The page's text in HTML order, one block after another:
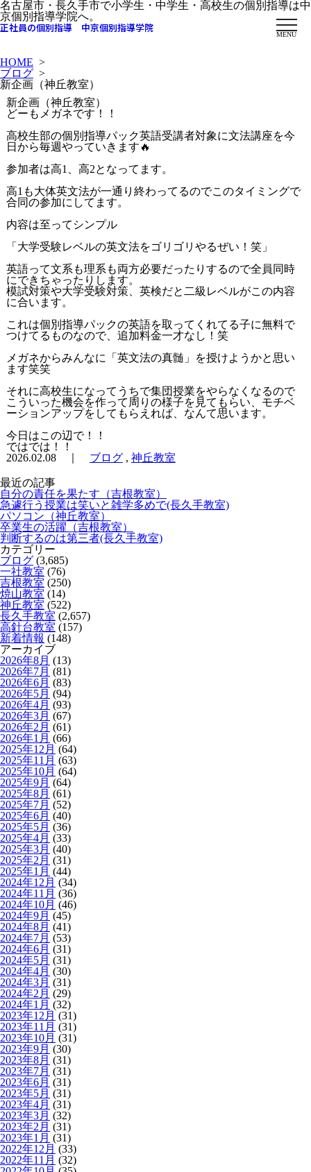
名古屋市・長久手市で小学生・中学生・高校生の個別指導は中
京個別指導学院へ。
正社員の個別指導 中京個別指導学院
MENU
HOME >
ブログ >
新企画（神丘教室）
新企画（神丘教室）
どーもメガネです！！
高校生部の個別指導パック英語受講者対象に文法講座を今
日から毎週やっていきます🔥
参加者は高1、高2となってます。
高1も大体英文法が一通り終わってるのでこのタイミングで
合同の参加にしてます。
内容は至ってシンプル
「大学受験レベルの英文法をゴリゴリやるぜい！笑」
英語って文系も理系も両方必要だったりするので全員同時
にできちゃったりします。
模試対策や大学受験対策、英検だと二級レベルがこの内容
に合います。
これは個別指導パックの英語を取ってくれてる子に無料で
つけてるものなので、追加料金一才なし！笑
メガネからみんなに「英文法の真髄」を授けようかと思い
ます笑笑
それに高校生になってうちで集団授業をやらなくなるので
こういった機会を作って周りの様子を見てもらい、モチベ
ーションアップをしてもらえれば、なんて思います。
今日はこの辺で！！
ではでは！！
2026.02.08 ｜ ブログ, 神丘教室
最近の記事
自分の責任を果たす（吉根教室）
急遽行う授業は笑いと雑学多めで(長久手教室)
パソコン（神丘教室）
卒業生の活躍（吉根教室）
判断するのは第三者(長久手教室)
カテゴリー
ブログ (3,685)
一社教室 (76)
吉根教室 (250)
焼山教室 (14)
神丘教室 (522)
長久手教室 (2,657)
高針台教室 (157)
新着情報 (148)
アーカイブ
2026年8月 (13)
2026年7月 (81)
2026年6月 (83)
2026年5月 (94)
2026年4月 (93)
2026年3月 (67)
2026年2月 (61)
2026年1月 (66)
2025年12月 (64)
2025年11月 (63)
2025年10月 (64)
2025年9月 (64)
2025年8月 (61)
2025年7月 (52)
2025年6月 (40)
2025年5月 (36)
2025年4月 (33)
2025年3月 (40)
2025年2月 (31)
2025年1月 (44)
2024年12月 (34)
2024年11月 (36)
2024年10月 (46)
2024年9月 (45)
2024年8月 (41)
2024年7月 (53)
2024年6月 (31)
2024年5月 (31)
2024年4月 (30)
2024年3月 (31)
2024年2月 (29)
2024年1月 (32)
2023年12月 (31)
2023年11月 (31)
2023年10月 (31)
2023年9月 (30)
2023年8月 (31)
2023年7月 (31)
2023年6月 (31)
2023年5月 (31)
2023年4月 (31)
2023年3月 (32)
2023年2月 (31)
2023年1月 (31)
2022年12月 (33)
2022年11月 (32)